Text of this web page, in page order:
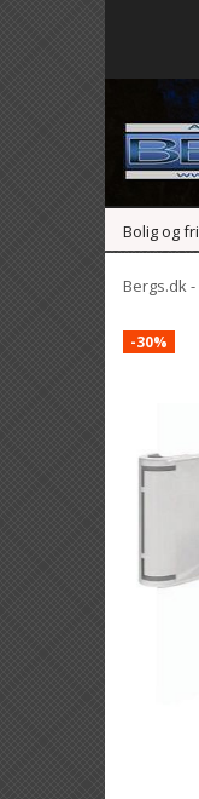
Bolig og
Bergs.dk
-30%